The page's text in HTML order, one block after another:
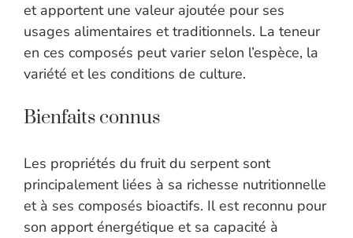
et apportent une valeur ajoutée pour ses
usages alimentaires et traditionnels. La teneur
en ces composés peut varier selon l’espèce, la
variété et les conditions de culture.
Bienfaits connus
Les propriétés du fruit du serpent sont
principalement liées à sa richesse nutritionnelle
et à ses composés bioactifs. Il est reconnu pour
son apport énergétique et sa capacité à